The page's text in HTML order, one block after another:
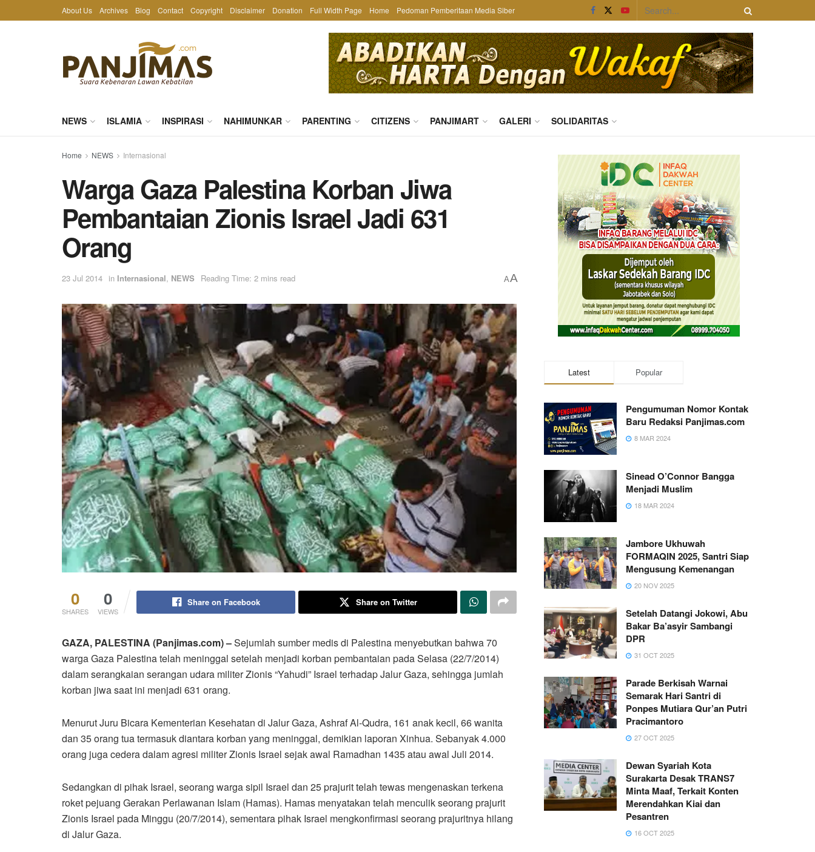
About Us Archives Blog Contact Copyright Disclaimer Donation Full Width Page Home Pedoman Pemberitaan Media Siber
NEWS ISLAMIA INSPIRASI NAHIMUNKAR PARENTING CITIZENS PANJIMART GALERI SOLIDARITAS
Home NEWS Internasional
Warga Gaza Palestina Korban Jiwa
Pembantaian Zionis Israel Jadi 631
Orang
23 Jul 2014 in Internasional, NEWS Reading Time: 2 mins read AA
0
SHARES
0
VIEWS
Share on Facebook Share on Twitter
GAZA, PALESTINA (Panjimas.com) –Sejumlah sumber medis di Palestina menyebutkan bahwa 70
warga Gaza Palestina telah meninggal setelah menjadi korban pembantaian pada Selasa (22/7/2014)
dalam serangkaian serangan udara militer Zionis “Yahudi” Israel terhadap Jalur Gaza, sehingga jumlah
korban jiwa saat ini menjadi 631 orang.
Menurut Juru Bicara Kementerian Kesehatan di Jalur Gaza, Ashraf Al-Qudra, 161 anak kecil, 66 wanita
dan 35 orang tua termasuk diantara korban yang meninggal, demikian laporan Xinhua. Sebanyak 4.000
orang juga cedera dalam agresi militer Zionis Israel sejak awal Ramadhan 1435 atau awal Juli 2014.
Sedangkan di pihak Israel, seorang warga sipil Israel dan 25 prajurit telah tewas mengenaskan terkena
roket pejuang Gerakan Perlawanan Islam (Hamas). Hamas menyatakan telah menculik seorang prajurit
Zionis Israel pada Minggu (20/7/2014), sementara pihak Israel mengkonfirmasi seorang prajuritnya hilang
di Jalur Gaza.
Latest Popular
Pengumuman Nomor Kontak
Baru Redaksi Panjimas.com
8 MAR 2024
Sinead O’Connor Bangga
Menjadi Muslim
18 MAR 2024
Jambore Ukhuwah
FORMAQIN 2025, Santri Siap
Mengusung Kemenangan
20 NOV 2025
Setelah Datangi Jokowi, Abu
Bakar Ba’asyir Sambangi
DPR
31 OCT 2025
Parade Berkisah Warnai
Semarak Hari Santri di
Ponpes Mutiara Qur’an Putri
Pracimantoro
27 OCT 2025
Dewan Syariah Kota
Surakarta Desak TRANS7
Minta Maaf, Terkait Konten
Merendahkan Kiai dan
Pesantren
16 OCT 2025